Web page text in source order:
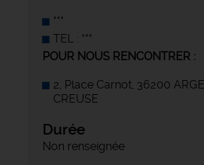
***
TEL : ***
POUR NOUS RENCONTRER :
2, Place Carnot, 36200
CREUSE
Durée
Non renseignée